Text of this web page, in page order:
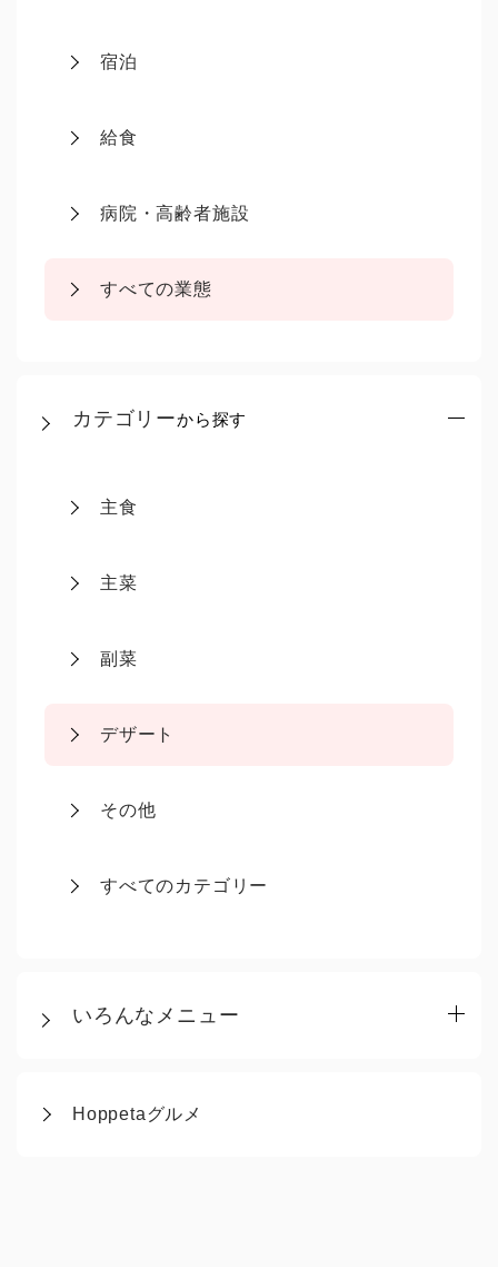
宿泊
給食
病院・高齢者施設
すべての業態
カテゴリーから探す
主食
主菜
副菜
デザート
その他
すべてのカテゴリー
いろんなメニュー
Hoppetaグルメ